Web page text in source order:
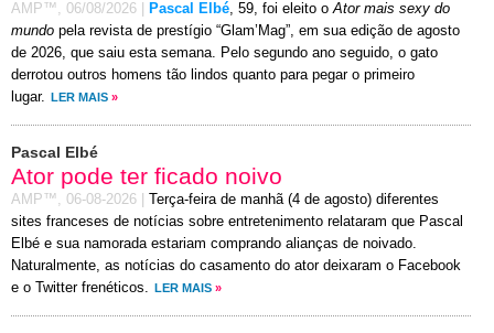
AMP™, 06/08/2026 Pascal Elbé, 59, foi eleito oAtor mais sexy do
mundo pela revista de prestígio “Glam’Mag”, em sua edição de agosto
de 2026, que saiu esta semana. Pelo segundo ano seguido, o gato
derrotou outros homens tão lindos quanto para pegar o primeiro
lugar.
LER MAIS »
Pascal Elbé
Ator pode ter ficado noivo
AMP™, 06-08-2026
Terça-feira de manhã (4 de agosto) diferentes
sites franceses de notícias sobre entretenimento relataram que Pascal
Elbé e sua namorada estariam comprando alianças de noivado.
Naturalmente, as notícias do casamento do ator deixaram o Facebook
e o Twitter frenéticos.
LER MAIS »